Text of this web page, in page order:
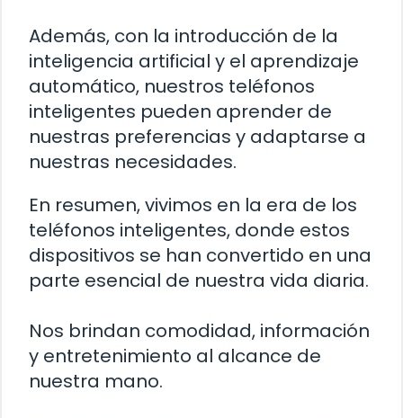
Además, con la introducción de la
inteligencia artificial y el aprendizaje
automático, nuestros teléfonos
inteligentes pueden aprender de
nuestras preferencias y adaptarse a
nuestras necesidades.
En resumen, vivimos en la era de los
teléfonos inteligentes, donde estos
dispositivos se han convertido en una
parte esencial de nuestra vida diaria.
Nos brindan comodidad, información
y entretenimiento al alcance de
nuestra mano.